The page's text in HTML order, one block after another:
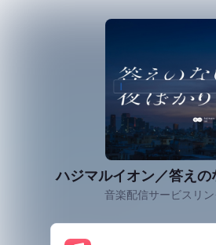
ハジマルイオン／答えの
音楽配信サービスリ